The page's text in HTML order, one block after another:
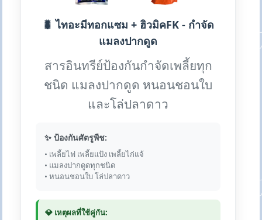
🐛 ไทอะมีทอกแซม + ฮิวมิคFK - กำจัด
แมลงปากดูด
สารอินทรีย์ป้องกันกำจัดเพลี้ยทุก
ชนิด แมลงปากดูด หนอนชอนใบ
และโล่ปลาดาว
✨ ป้องกันศัตรูพืช:
• เพลี้ยไฟ เพลี้ยแป้ง เพลี้ยไก่แจ้
• แมลงปากดูดทุกชนิด
• หนอนชอนใบ โล่ปลาดาว
💎 เหตุผลที่ใช้คู่กัน: